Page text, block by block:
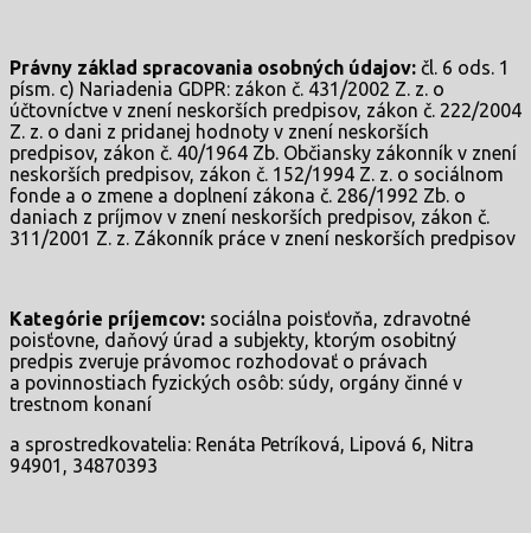
Právny základ spracovania osobných údajov: čl. 6 ods. 1
písm. c) Nariadenia GDPR: zákon č. 431/2002 Z. z. o
účtovníctve v znení neskorších predpisov, zákon č. 222/2004
Z. z. o dani z pridanej hodnoty v znení neskorších
predpisov, zákon č. 40/1964 Zb. Občiansky zákonník v znení
neskorších predpisov, zákon č. 152/1994 Z. z. o sociálnom
fonde a o zmene a doplnení zákona č. 286/1992 Zb. o
daniach z príjmov v znení neskorších predpisov, zákon č.
311/2001 Z. z. Zákonník práce v znení neskorších predpisov
Kategórie príjemcov: sociálna poisťovňa, zdravotné
poisťovne, daňový úrad a subjekty, ktorým osobitný
predpis zveruje právomoc rozhodovať o právach
a povinnostiach fyzických osôb: súdy, orgány činné v
trestnom konaní
a sprostredkovatelia: Renáta Petríková, Lipová 6, Nitra
94901, 34870393